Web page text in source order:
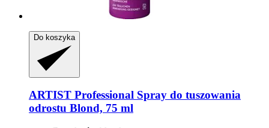
Do koszyka
ARTIST Professional Spray do tuszowania
odrostu Blond, 75 ml